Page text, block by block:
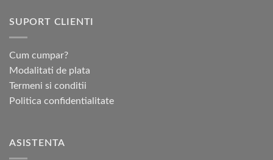
SUPORT CLIENTI
Cum cumpar?
Modalitati de plata
Termeni si conditii
Politica confidentialitate
ASISTENTA